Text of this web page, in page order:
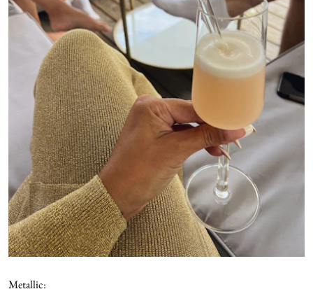
Metallic: